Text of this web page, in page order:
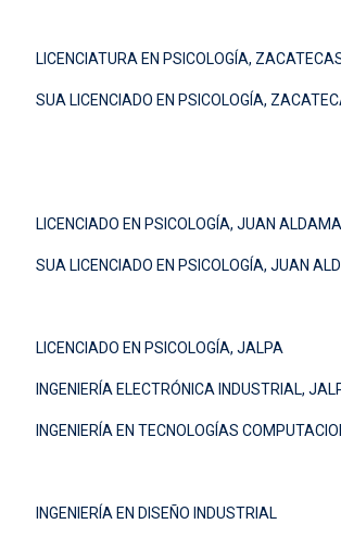
LICENCIATURA EN PSICOLOGÍA,
SUA LICENCIADO EN PSICOLOGÍA,
LICENCIADO EN PSICOLOGÍA, JUAN ALDAMA
SUA LICENCIADO EN PSICOLOGÍA, JUAN
LICENCIADO EN PSICOLOGÍA, JALPA
INGENIERÍA ELECTRÓNICA INDUSTRIAL,
INGENIERÍA EN TECNOLOGÍAS
INGENIERÍA EN DISEÑO INDUSTRIAL